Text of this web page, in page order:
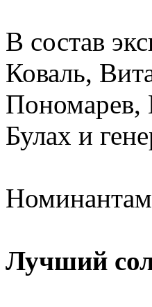
В состав
Коваль,
Пономарев,
Булах и
Лучший